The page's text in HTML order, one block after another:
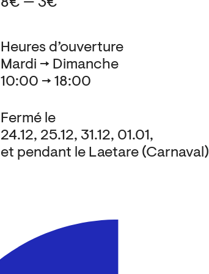
Heures d’ouverture
Mardi → Dimanche
10:00 → 18:00
Fermé le
24.12, 25.12, 31.12, 01.01,
et pendant le Laetare (Carnaval)
8€ — 3€